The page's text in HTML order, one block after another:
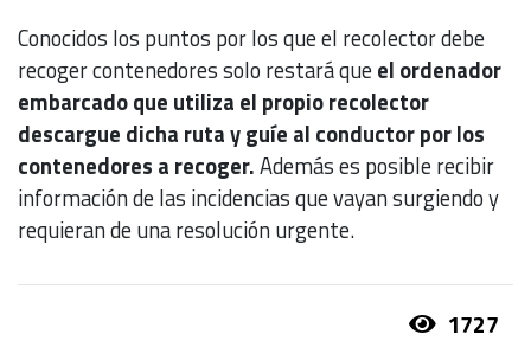
Conocidos los puntos por los que el recolector debe
recoger contenedores solo restará queel ordenador
embarcado que utiliza el propio recolector
descargue dicha ruta y guíe al conductor por los
contenedores a recoger.Además es posible recibir
información de las incidencias que vayan surgiendo y
requieran de una resolución urgente.
1727